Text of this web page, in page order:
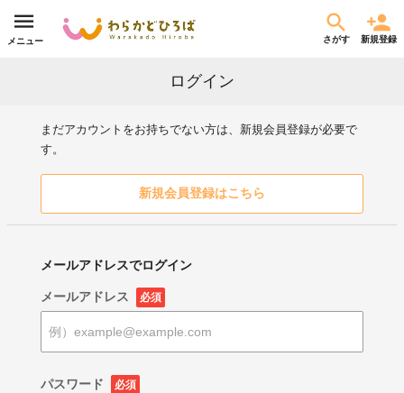
メニュー さがす 新規登録
ログイン
まだアカウントをお持ちでない方は、新規会員登録が必要で
す。
新規会員登録はこちら
メールアドレスでログイン
メールアドレス 必須
パスワード 必須